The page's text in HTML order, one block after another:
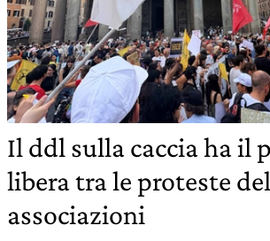
Il ddl sulla caccia ha il
libera tra le proteste
associazioni